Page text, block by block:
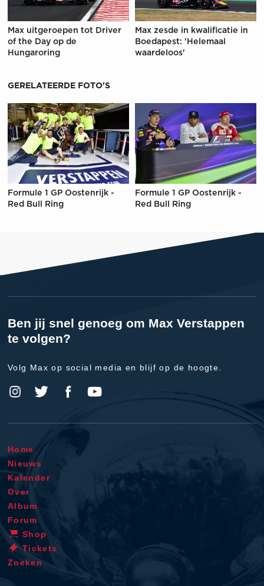
Max uitgeroepen tot Driver
of the Day op de
Hungaroring
Max zesde in kwalificatie in
Boedapest: 'Helemaal
waardeloos'
GERELATEERDE FOTO'S
Formule 1 GP Oostenrijk -
Red Bull Ring
Formule 1 GP Oostenrijk -
Red Bull Ring
Ben jij snel genoeg om Max Verstappen
te volgen?
Volg Max op social media en blijf op de hoogte.
Home
Nieuws
Kalender
Over
Album
Forum
Shop
Tickets
Zoeken